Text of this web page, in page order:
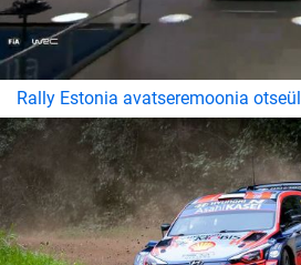
Rally Estonia avatseremoonia